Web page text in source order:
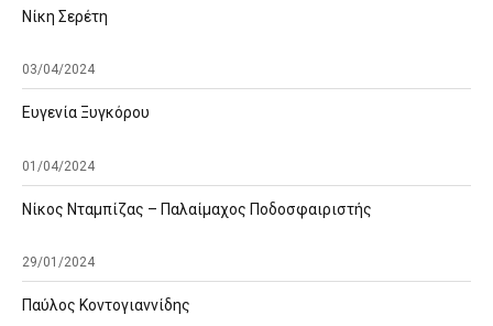
Νίκη Σερέτη
03/04/2024
Ευγενία Ξυγκόρου
01/04/2024
Νίκος Νταμπίζας – Παλαίμαχος Ποδοσφαιριστής
29/01/2024
Παύλος Κοντογιαννίδης